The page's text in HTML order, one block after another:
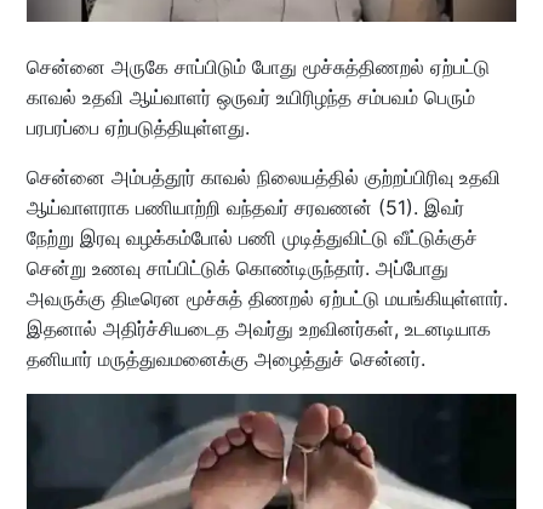
சென்னை அருகே சாப்பிடும் போது மூச்சுத்திணறல் ஏற்பட்டு
காவல் உதவி ஆய்வாளர் ஒருவர் உயிரிழந்த சம்பவம் பெரும்
பரபரப்பை ஏற்படுத்தியுள்ளது.
சென்னை அம்பத்தூர் காவல் நிலையத்தில் குற்றப்பிரிவு உதவி
ஆய்வாளராக பணியாற்றி வந்தவர் சரவணன் (51). இவர்
நேற்று இரவு வழக்கம்போல் பணி முடித்துவிட்டு வீட்டுக்குச்
சென்று உணவு சாப்பிட்டுக் கொண்டிருந்தார். அப்போது
அவருக்கு திடீரென மூச்சுத் திணறல் ஏற்பட்டு மயங்கியுள்ளார்.
இதனால் அதிர்ச்சியடைத அவர்து உறவினர்கள், உடனடியாக
தனியார் மருத்துவமனைக்கு அழைத்துச் சென்னர்.